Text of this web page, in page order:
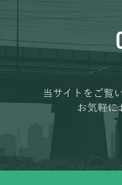
当サイトをご覧
お気軽に